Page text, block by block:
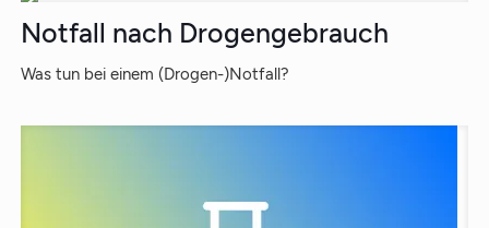
Notfall nach Drogengebrauch
Was tun bei einem (Drogen-)Notfall?